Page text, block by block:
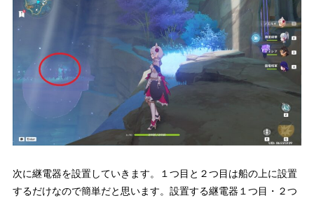
次に継電器を設置していきます。１つ目と２つ目は船の上に設置
するだけなので簡単だと思います。 設置する継電器１つ目・２つ